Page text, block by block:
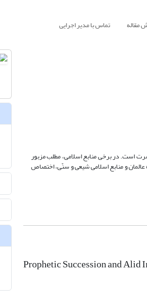
مقاله تماس با مدیر اجرایی
است. در برخی منابع اسلامی، مطلب مزبور
و منابع اسلامی شیعی و سنّی، اختصاص
Prophetic Succession and Alid